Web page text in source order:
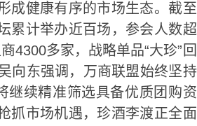
成健康有序的市场生态。截至
累计举办近百场，参会人数超
4300多家，战略单品“大珍”回
向东强调，万商联盟始终坚持
继续精准筛选具备优质团购资
抓市场机遇，珍酒李渡正全面